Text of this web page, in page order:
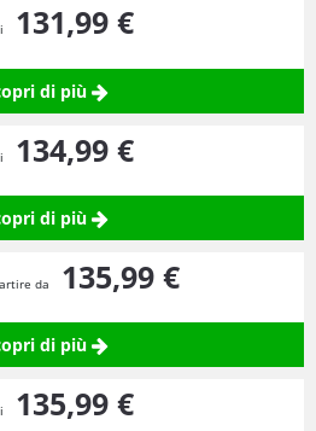
131,99 €
di più
134,99 €
di più
da 135,99 €
di più
135,99 €